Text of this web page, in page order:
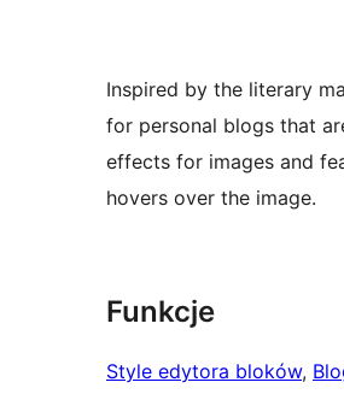
Inspired by the literary
for personal blogs that
effects for images and
hovers over the image.
Funkcje
Style edytora bloków,